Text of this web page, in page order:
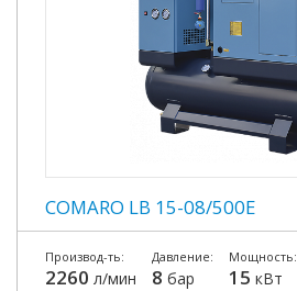
COMARO LB 15-08/500E
Производ-ть:
2260 л/мин
Давление:
8 бар
Мощность:
15 кВт